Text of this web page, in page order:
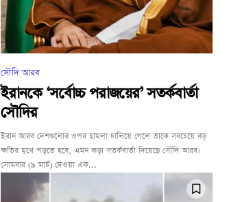
সৌদি আরব
ইরানকে ‘সর্বোচ্চ পরাজয়ের’ সতর্কবার্তা
সৌদির
ইরান আরব দেশগুলোর ওপর হামলা চালিয়ে গেলে তাকে সবচেয়ে বড়
ক্ষতির মুখে পড়তে হবে, এমন কড়া সতর্কবার্তা দিয়েছে সৌদি আরব।
সোমবার (৯ মার্চ) দেওয়া এক...